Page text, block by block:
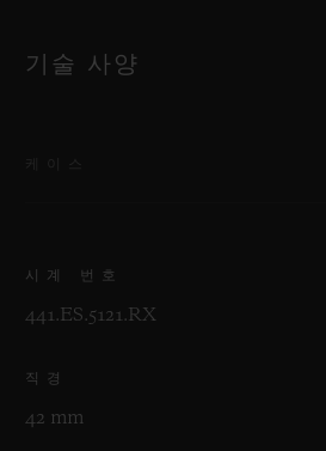
기술 사양
시계 번호
441.ES.5121.RX
직경
42 mm